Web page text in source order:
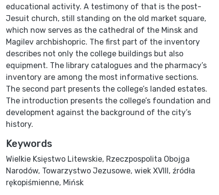
educational activity. A testimony of that is the post-
Jesuit church, still standing on the old market square,
which now serves as the cathedral of the Minsk and
Magilev archbishopric. The first part of the inventory
describes not only the college buildings but also
equipment. The library catalogues and the pharmacy’s
inventory are among the most informative sections.
The second part presents the college’s landed estates.
The introduction presents the college’s foundation and
development against the background of the city’s
history.
Keywords
Wielkie Księstwo Litewskie, Rzeczpospolita Obojga
Narodów, Towarzystwo Jezusowe, wiek XVIII, źródła
rękopiśmienne, Mińsk